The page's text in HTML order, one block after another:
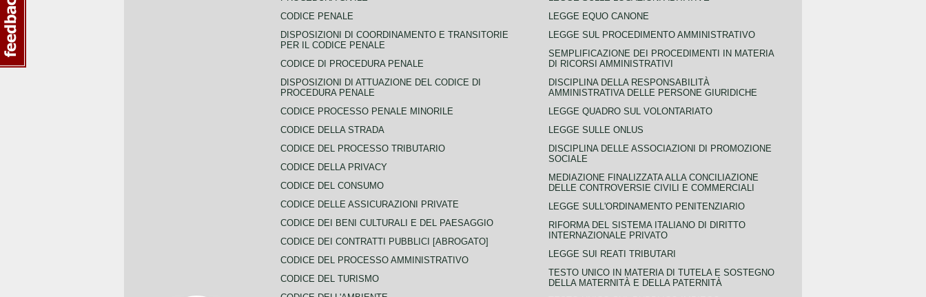
CODICE PENALE
DISPOSIZIONI DI COORDINAMENTO E TRANSITORIE
PER IL CODICE PENALE
CODICE DI PROCEDURA PENALE
DISPOSIZIONI DI ATTUAZIONE DEL CODICE DI
PROCEDURA PENALE
CODICE PROCESSO PENALE MINORILE
CODICE DELLA STRADA
CODICE DEL PROCESSO TRIBUTARIO
CODICE DELLA PRIVACY
CODICE DEL CONSUMO
CODICE DELLE ASSICURAZIONI PRIVATE
CODICE DEI BENI CULTURALI E DEL PAESAGGIO
CODICE DEI CONTRATTI PUBBLICI [ABROGATO]
CODICE DEL PROCESSO AMMINISTRATIVO
CODICE DEL TURISMO
LEGGE EQUO CANONE
LEGGE SUL PROCEDIMENTO AMMINISTRATIVO
SEMPLIFICAZIONE DEI PROCEDIMENTI IN MATERIA
DI RICORSI AMMINISTRATIVI
DISCIPLINA DELLA RESPONSABILITÀ
AMMINISTRATIVA DELLE PERSONE GIURIDICHE
LEGGE QUADRO SUL VOLONTARIATO
LEGGE SULLE ONLUS
DISCIPLINA DELLE ASSOCIAZIONI DI PROMOZIONE
SOCIALE
MEDIAZIONE FINALIZZATA ALLA CONCILIAZIONE
DELLE CONTROVERSIE CIVILI E COMMERCIALI
LEGGE SULL'ORDINAMENTO PENITENZIARIO
RIFORMA DEL SISTEMA ITALIANO DI DIRITTO
INTERNAZIONALE PRIVATO
LEGGE SUI REATI TRIBUTARI
TESTO UNICO IN MATERIA DI TUTELA E SOSTEGNO
DELLA MATERNITÀ E DELLA PATERNITÀ